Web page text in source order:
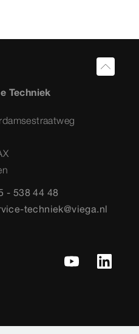
Techniek
- 538 44 48
techniek@viega.nl